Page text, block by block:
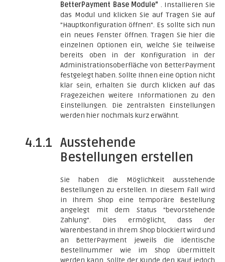
BetterPayment Base Module" . Installieren Sie
das Modul und klicken Sie auf Tragen Sie auf
"Hauptkonfiguration öffnen". Es sollte sich nun
ein neues Fenster öffnen. Tragen Sie hier die
einzelnen Optionen ein, welche Sie teilweise
bereits oben in der Konfiguration in der
Administrationsoberfläche von BetterPayment
festgelegt haben. Sollte Ihnen eine Option nicht
klar sein, erhalten Sie durch klicken auf das
Fragezeichen weitere Informationen zu den
Einstellungen. Die zentralsten Einstellungen
werden hier nochmals kurz erwähnt.
4.1.1 Ausstehende
Bestellungen erstellen
Sie haben die Möglichkeit ausstehende
Bestellungen zu erstellen. In diesem Fall wird
in Ihrem Shop eine temporäre Bestellung
angelegt mit dem Status "bevorstehende
Zahlung". Dies ermöglicht, dass der
Warenbestand in Ihrem Shop blockiert wird und
an BetterPayment jeweils die identische
Bestellnummer wie im Shop übermittelt